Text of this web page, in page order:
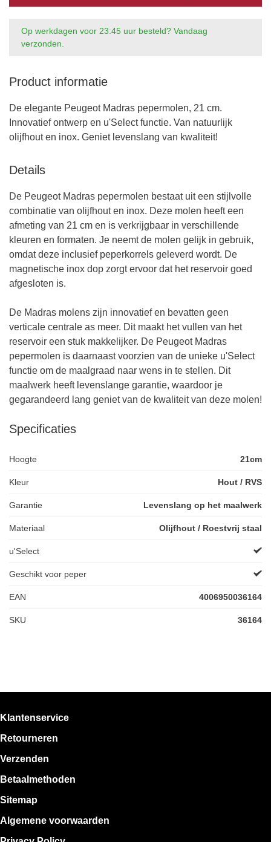
Op werkdagen voor 23:45 uur besteld? Vandaag
verzonden.
Product informatie
De elegante Peugeot Madras pepermolen, 21 cm.
Innovatief ontwerp en u'Select functie. Van natuurlijk
olijfhout en inox. Geniet levenslang van kwaliteit!
Details
De Peugeot Madras pepermolen bestaat uit een stijlvolle
combinatie van olijfhout en inox. Deze molen heeft een
afmeting van 21 cm en is verkrijgbaar in verschillende
kleuren en formaten. Je neemt de molen gelijk in gebruik,
omdat deze inclusief peperkorrels geleverd wordt. De
magnetische inox dop zorgt ervoor dat het reservoir goed
afgesloten is.
De Madras molens zijn innovatief en bevatten geen
verticale centrale as meer. Dit maakt het vullen van het
reservoir een stuk makkelijker. De Peugeot Madras
pepermolen is daarnaast voorzien van de unieke u'Select
functie om de maalgraad naar wens in te stellen. Dit
maalwerk heeft levenslange garantie, waardoor je
gegarandeerd lang geniet van de kwaliteit van deze molen!
Specificaties
Hoogte 21cm
Kleur Hout / RVS
Garantie Levenslang op het maalwerk
Materiaal Olijfhout / Roestvrij staal
u'Select
Geschikt voor peper
EAN 4006950036164
SKU 36164
Klantenservice
Retourneren
Verzenden
Betaalmethoden
Sitemap
Algemene voorwaarden